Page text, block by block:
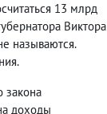
13 млрд
Виктора
называются.
закона
доходы